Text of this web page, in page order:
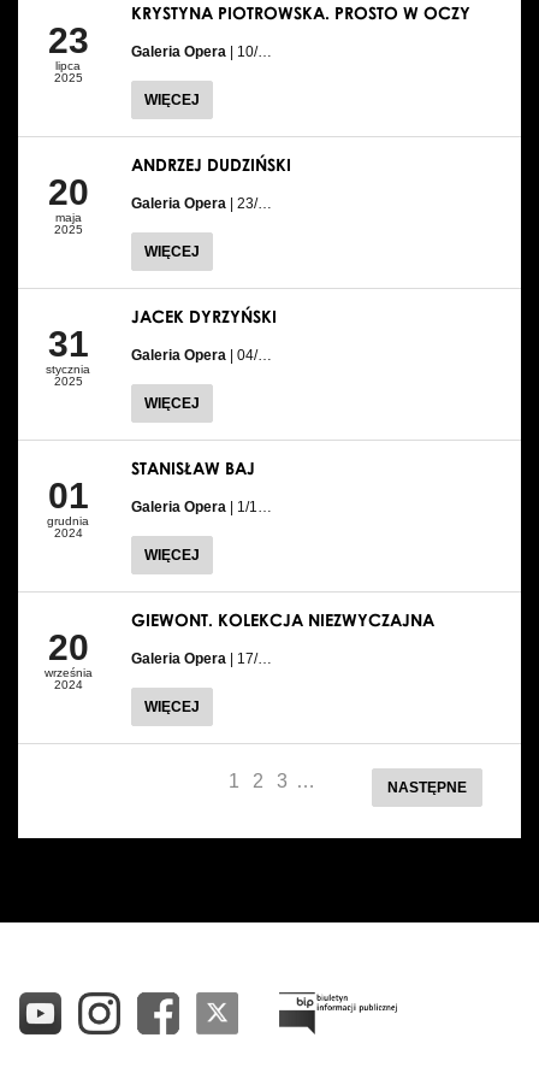
23
lipca
2025
KRYSTYNA PIOTROWSKA. PROSTO W OCZY
Galeria Opera | 10/…
WIĘCEJ
20
maja
2025
ANDRZEJ DUDZIŃSKI
Galeria Opera | 23/…
WIĘCEJ
31
stycznia
2025
JACEK DYRZYŃSKI
Galeria Opera | 04/…
WIĘCEJ
01
grudnia
2024
STANISŁAW BAJ
Galeria Opera | 1/1…
WIĘCEJ
20
września
2024
GIEWONT. KOLEKCJA NIEZWYCZAJNA
Galeria Opera | 17/…
WIĘCEJ
1 2 3 … NASTĘPNE